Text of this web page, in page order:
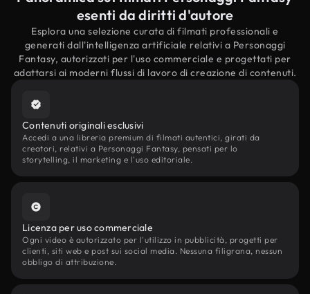
esenti da diritti d'autore
Esplora una selezione curata di filmati professionali e
generati dall'intelligenza artificiale relativi a Personaggi
Fantasy, autorizzati per l'uso commerciale e progettati per
adattarsi ai moderni flussi di lavoro di creazione di contenuti.
Contenuti originali esclusivi
Accedi a una libreria premium di filmati autentici, girati da
creatori, relativi a Personaggi Fantasy, pensati per lo
storytelling, il marketing e l'uso editoriale.
Licenza per uso commerciale
Ogni video è autorizzato per l'utilizzo in pubblicità, progetti per
clienti, siti web e post sui social media. Nessuna filigrana, nessun
obbligo di attribuzione.